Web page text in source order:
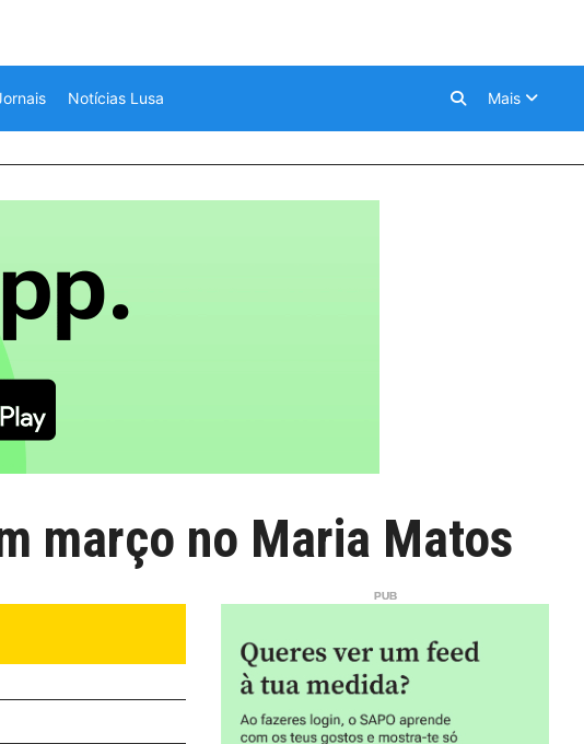
Notícias Lusa Mais
março no Maria Matos